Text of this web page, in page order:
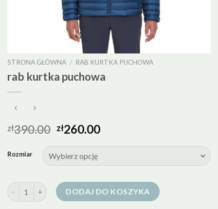
STRONA GŁÓWNA / RAB KURTKA PUCHOWA
rab kurtka puchowa
zł390.00 zł260.00
Rozmiar
ilość rab kurtka puchowaDODAJ DO KOSZYKA